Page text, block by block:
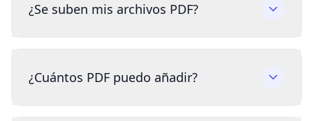
¿Se suben mis archivos PDF?
¿Cuántos PDF puedo añadir?